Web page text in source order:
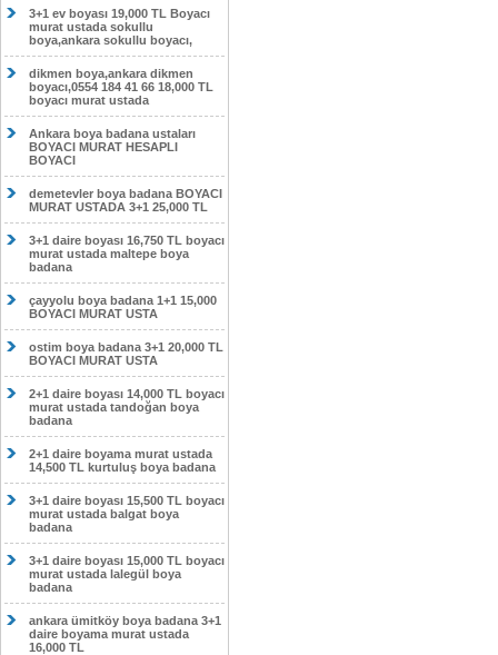
3+1 ev boyası 19,000 TL Boyacı
murat ustada sokullu
boya,ankara sokullu boyacı,
dikmen boya,ankara dikmen
boyacı,0554 184 41 66 18,000 TL
boyacı murat ustada
Ankara boya badana ustaları
BOYACI MURAT HESAPLI
BOYACI
demetevler boya badana BOYACI
MURAT USTADA 3+1 25,000 TL
3+1 daire boyası 16,750 TL boyacı
murat ustada maltepe boya
badana
çayyolu boya badana 1+1 15,000
BOYACI MURAT USTA
ostim boya badana 3+1 20,000 TL
BOYACI MURAT USTA
2+1 daire boyası 14,000 TL boyacı
murat ustada tandoğan boya
badana
2+1 daire boyama murat ustada
14,500 TL kurtuluş boya badana
3+1 daire boyası 15,500 TL boyacı
murat ustada balgat boya
badana
3+1 daire boyası 15,000 TL boyacı
murat ustada lalegül boya
badana
ankara ümitköy boya badana 3+1
daire boyama murat ustada
16,000 TL